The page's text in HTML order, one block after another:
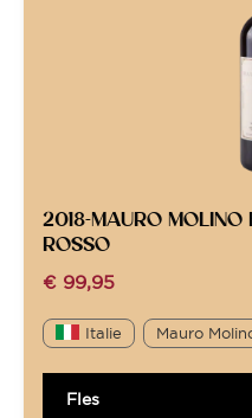
2018-MAURO
ROSSO
€ 99,95
Italie Mauro
Fles